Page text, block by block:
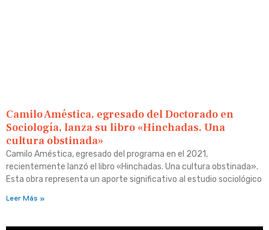
Camilo Améstica, egresado del Doctorado en
Sociología, lanza su libro «Hinchadas. Una
cultura obstinada»
Camilo Améstica, egresado del programa en el 2021,
recientemente lanzó el libro «Hinchadas. Una cultura obstinada».
Esta obra representa un aporte significativo al estudio sociológico
Leer Más »